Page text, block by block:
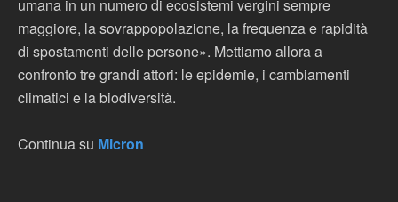
umana in un numero di ecosistemi vergini sempre
maggiore, la sovrappopolazione, la frequenza e rapidità
di spostamenti delle persone». Mettiamo allora a
confronto tre grandi attori: le epidemie, i cambiamenti
climatici e la biodiversità.
Continua su Micron